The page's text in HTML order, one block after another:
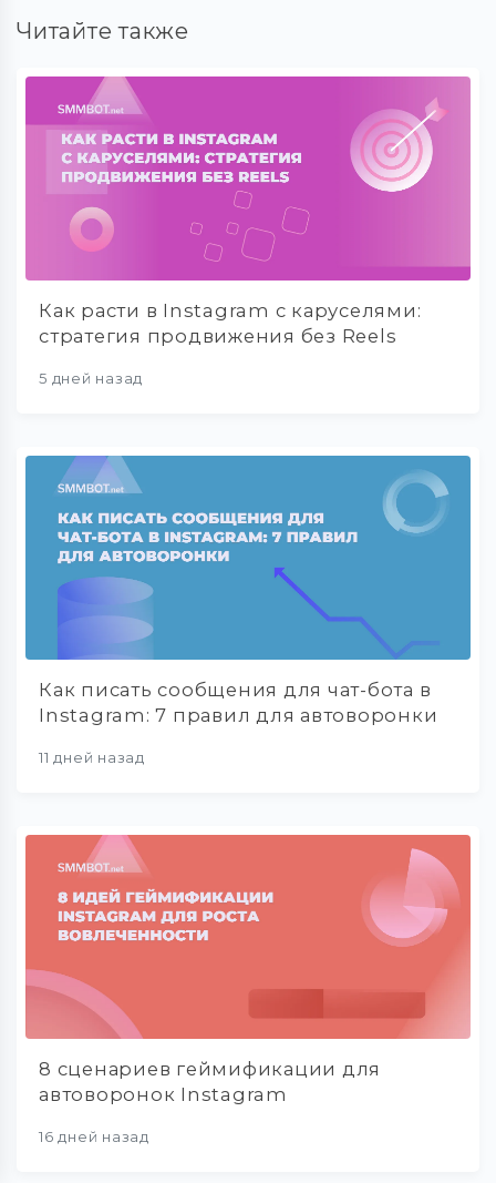
Читайте также
Как расти в Instagram с каруселями:
стратегия продвижения без Reels
5 дней назад
Как писать сообщения для чат-бота в
Instagram: 7 правил для автоворонки
11 дней назад
8 сценариев геймификации для
автоворонок Instagram
16 дней назад